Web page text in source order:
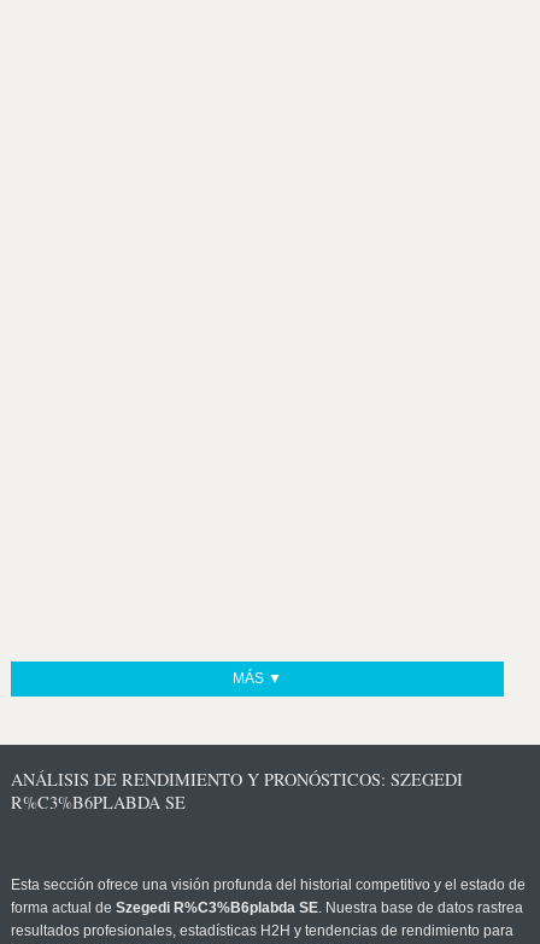
MÁS ▼
ANÁLISIS DE RENDIMIENTO Y PRONÓSTICOS: SZEGEDI
R%C3%B6PLABDA SE
Esta sección ofrece una visión profunda del historial competitivo y el estado de
forma actual de Szegedi R%C3%B6plabda SE. Nuestra base de datos rastrea
resultados profesionales, estadísticas H2H y tendencias de rendimiento para